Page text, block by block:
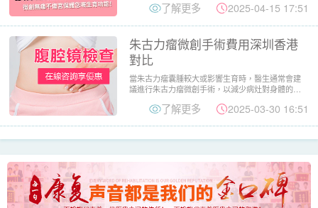
了解更多 2025-04-15 17:51
朱古力瘤微創手術費用深圳香港
對比
當朱古力瘤囊腫較大或影響生育時，醫生通常會建
議進行朱古力瘤微創手術，以減少病灶對身體的影
了解更多 2025-03-30 16:51